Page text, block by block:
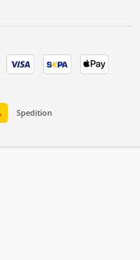
Spedition